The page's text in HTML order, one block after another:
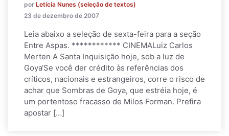
por Leticia Nunes (seleção de textos)
23 de dezembro de 2007
Leia abaixo a seleção de sexta-feira para a seção
Entre Aspas. ************ CINEMALuiz Carlos
Merten A Santa Inquisição hoje, sob a luz de
Goya‘Se você der crédito às referências dos
críticos, nacionais e estrangeiros, corre o risco de
achar que Sombras de Goya, que estréia hoje, é
um portentoso fracasso de Milos Forman. Prefira
apostar […]